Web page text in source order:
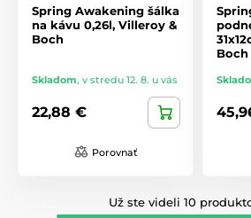
Spring Awakening šálka
na kávu 0,26l, Villeroy &
Boch
Skladom, v stredu 12. 8. u vás
22,88 €
Porovnať
Boch
Už ste videli 10